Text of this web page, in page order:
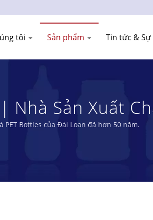
tôi Sản phẩm Tin tức & Sự
Sản Xuất
LTD. Được
Bottles của Đài Loan đã hơn 50 năm.